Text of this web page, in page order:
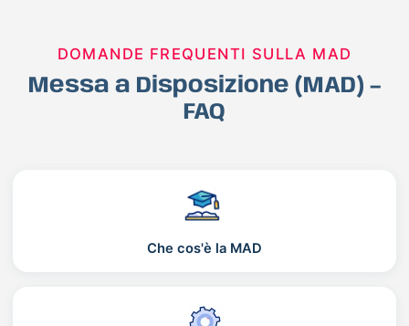
DOMANDE FREQUENTI SULLA MAD
Messa a Disposizione (MAD) –
FAQ
Che cos'è la MAD